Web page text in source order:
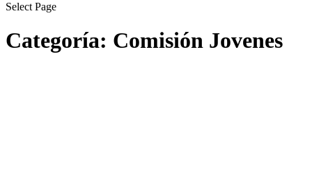
Select Page
Categoría: Comisión Jovenes